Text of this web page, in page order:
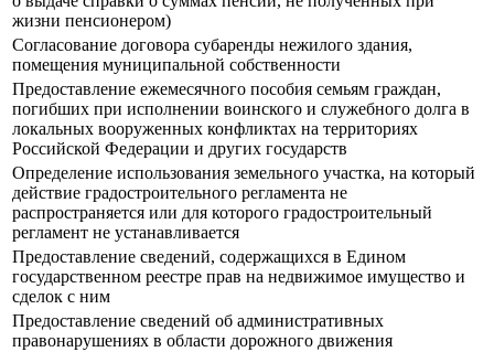
жизни пенсионером)
Согласование договора субаренды нежилого здания,
помещения муниципальной собственности
Предоставление ежемесячного пособия семьям граждан,
погибших при исполнении воинского и служебного долга в
локальных вооруженных конфликтах на территориях
Российской Федерации и других государств
Определение использования земельного участка, на который
действие градостроительного регламента не
распространяется или для которого градостроительный
регламент не устанавливается
Предоставление сведений, содержащихся в Едином
государственном реестре прав на недвижимое имущество и
сделок с ним
Предоставление сведений об административных
правонарушениях в области дорожного движения